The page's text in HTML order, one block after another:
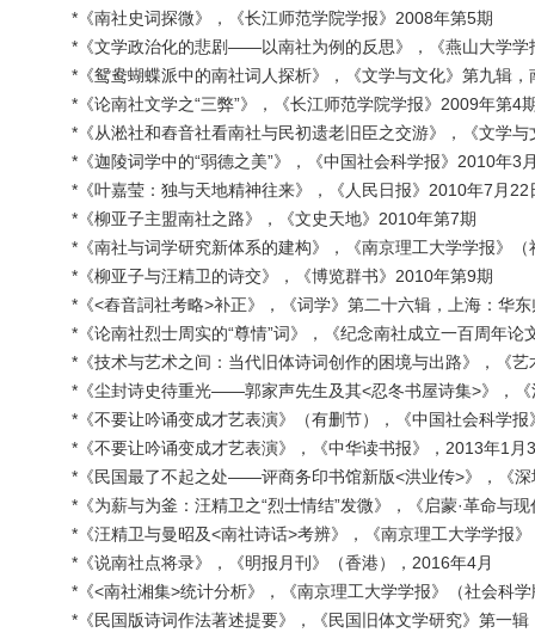
*《南社史词探微》，《长江师范学院学报》2008年第5期
*《文学政治化的悲剧——以南社为例的反思》，《燕山大学学
*《鸳鸯蝴蝶派中的南社词人探析》，《文学与文化》第九辑
*《论南社文学之“三弊”》，《长江师范学院学报》2009年第4
*《从淞社和舂音社看南社与民初遗老旧臣之交游》，《文学
*《迦陵词学中的“弱德之美”》，《中国社会科学报》2010年3
*《叶嘉莹：独与天地精神往来》，《人民日报》2010年7月22
*《柳亚子主盟南社之路》，《文史天地》2010年第7期
*《南社与词学研究新体系的建构》，《南京理工大学学报》
*《柳亚子与汪精卫的诗交》，《博览群书》2010年第9期
*《<舂音詞社考略>补正》，《词学》第二十六辑，上海：华
*《论南社烈士周实的“尊情”词》，《纪念南社成立一百周年
*《技术与艺术之间：当代旧体诗词创作的困境与出路》，《
*《尘封诗史待重光——郭家声先生及其<忍冬书屋诗集>》，
*《不要让吟诵变成才艺表演》（有删节），《中国社会科学
*《不要让吟诵变成才艺表演》，《中华读书报》，2013年1月
*《民国最了不起之处——评商务印书馆新版<洪业传>》，《
*《为薪与为釜：汪精卫之“烈士情结”发微》，《启蒙·革命与
*《汪精卫与曼昭及<南社诗话>考辨》，《南京理工大学学报
*《说南社点将录》，《明报月刊》（香港），2016年4月
*《<南社湘集>统计分析》，《南京理工大学学报》（社会科
*《民国版诗词作法著述提要》，《民国旧体文学研究》第一